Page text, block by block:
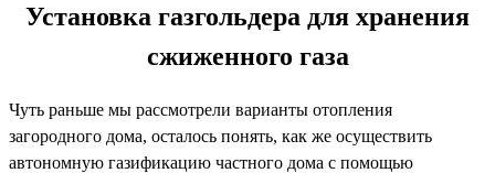
Установка газгольдера для хранения
сжиженного газа
Чуть раньше мы рассмотрели варианты отопления
загородного дома, осталось понять, как же осуществить
автономную газификацию частного дома с помощью